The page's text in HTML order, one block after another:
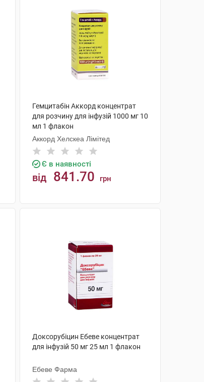
Гемцитабін Аккорд концентрат
для розчину для інфузій 1000 мг 10
мл 1 флакон
Аккорд Хелскеа Лімітед
Є в наявності
від 841.70 грн
Доксорубіцин Ебеве концентрат
для інфузій 50 мг 25 мл 1 флакон
Ебеве Фарма